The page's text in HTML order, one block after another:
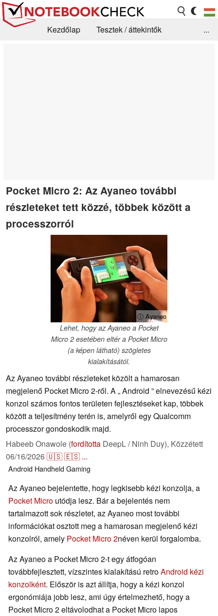
Kezdőlap
Tesztek / áttekintők
...
Pocket Micro 2: Az Ayaneo további
részleteket tett közzé, többek között a
processzorról
ⓘ Ayaneo
Lehet, hogy az Ayaneo a Pocket
Micro 2 esetében eltér a Pocket Micro
(a képen látható) szögletes
kialakításától.
Az Ayaneo további részleteket közölt a hamarosan
megjelenő Pocket Micro 2-ről. A „ Android ” elnevezésű kézi
konzol számos fontos területen fejlesztéseket kap, többek
között a teljesítmény terén is, amelyről egy Qualcomm
processzor gondoskodik majd.
Habeeb Onawole (fordította DeepL / Ninh Duy), Közzétett
06/16/2026🇺🇸🇪🇸 ...
Android HandheldGaming
Az Ayaneo bejelentette, hogy legkisebb kézi konzolja, a
Pocket Micro utódja lesz. Bár a bejelentés nem
tartalmazott sok részletet, az Ayaneo most további
információkat osztott meg a hamarosan megjelenő kézi
konzolról, amely Pocket Micro 2néven kerül forgalomba.
Az Ayaneo a Pocket Micro 2-t egy átfogóan
továbbfejlesztett, vízszintes kialakítású retroAndroid kézi
konzolként. Először is azt állítja, hogy a kézi konzol
ergonómiája jobb lesz, ami úgy értelmezhető, hogy a
Pocket Micro 2 eltávolodhat a Pocket Micro lapos